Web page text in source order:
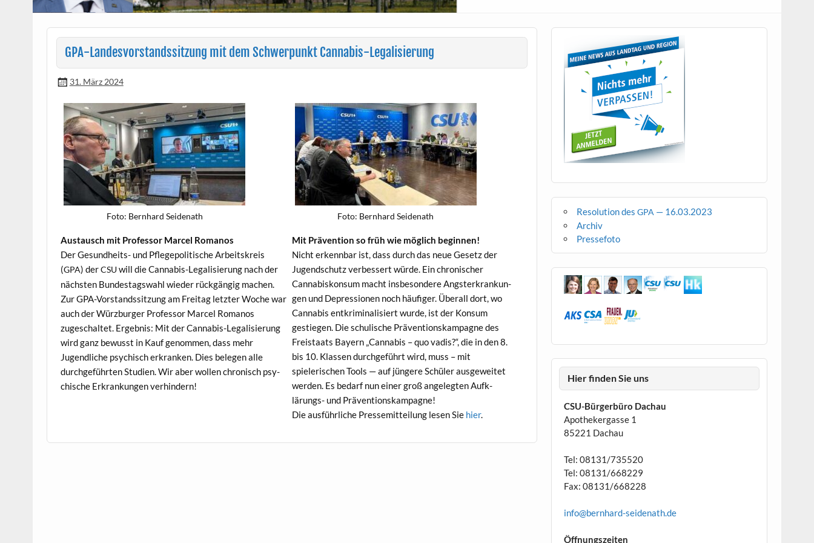
GPA-Landesvorstandssitzung mit dem Schwerpunkt Cannabis-Legalisierung
31. März 2024
Foto: Bern­hard Seidenath
Aus­tausch mit Pro­fes­sor Mar­cel Romanos
Der Gesund­heits- und Pflege­poli­tis­che Arbeit­skreis
(GPA) derCSUwill die Cannabis-Legal­isierung nach der
näch­sten Bun­destagswahl wieder rück­gängig machen.
Zur GPA-Vor­standssitzung am Fre­itag let­zter Woche war
auch der Würzburg­er Pro­fes­sor Mar­cel Romanos
zugeschal­tet. Ergeb­nis: Mit der Cannabis-Legal­isierung
wird ganz bewusst in Kauf genom­men, dass mehr
Jugendliche psy­chisch erkranken. Dies bele­gen alle
durchge­führten Stu­di­en. Wir aber wollen chro­nisch psy­
chis­che Erkrankun­gen verhindern!
Foto: Bern­hard Seidenath
Mit Präven­tion so früh wie möglich beginnen!
Nicht erkennbar ist, dass durch das neue Gesetz der
Jugend­schutz verbessert würde. Ein chro­nis­ch­er
Cannabiskon­sum macht ins­beson­dere Ang­sterkrankun­
gen und Depres­sio­nen noch häu­figer. Über­all dort, wo
Cannabis entkrim­i­nal­isiert wurde, ist der Kon­sum
gestiegen. Die schulis­che Präven­tion­skam­pagne des
Freis­taats Bay­ern „Cannabis – quo vadis?“, die in den 8.
bis 10. Klassen durchge­führt wird, muss – mit
spielerischen Tools — auf jün­gere Schüler aus­geweit­et
wer­den. Es bedarf nun ein­er groß angelegten Aufk­
lärungs- und Präventionskampagne!
Die aus­führliche Pressemit­teilung lesen Sie hier.
Resolution desGPA — 16.03.2023
Archiv
Pressefoto
Hier finden Sie uns
CSU-Bürgerbüro Dachau
Apothekergasse 1
85221 Dachau
Tel: 08131/735520
Tel: 08131/668229
Fax: 08131/668228
info@bernhard-seidenath.de
Öffnungszeiten